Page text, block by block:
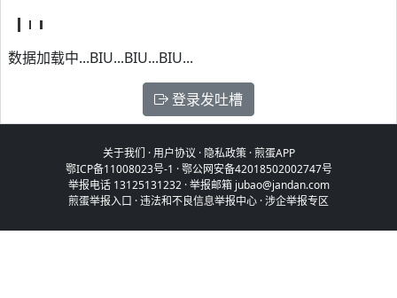
数据加载中...BIU...BIU...BIU...
登录发吐槽
关于我们 ·用户协议 · 隐私政策·煎蛋APP
鄂ICP备11008023号-1 ·鄂公网安备42018502002747号
举报电话 13125131232 · 举报邮箱 jubao@jandan.com
煎蛋举报入口 ·违法和不良信息举报中心 ·涉企举报专区